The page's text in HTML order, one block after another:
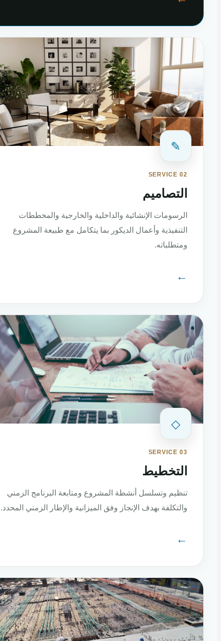
✎
SERVICE 02
التصاميم
الرسومات الإنشائية والداخلية والخارجية والمخططات
التنفيذية وأعمال الديكور بما يتكامل مع طبيعة المشروع
ومتطلباته.
◇
SERVICE 03
التخطيط
تنظيم وتسلسل أنشطة المشروع ومتابعة البرنامج الزمني
والتكلفة بهدف الإنجاز وفق الميزانية والإطار الزمني المحدد.